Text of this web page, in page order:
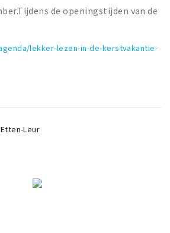
de openingstijden van de
lekker-lezen-in-de-kerstvakantie-
Etten-Leur